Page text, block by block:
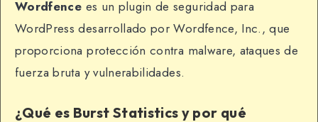
Wordfence es un plugin de seguridad para
WordPress desarrollado por Wordfence, Inc., que
proporciona protección contra malware, ataques de
fuerza bruta y vulnerabilidades.
¿Qué es Burst Statistics y por qué